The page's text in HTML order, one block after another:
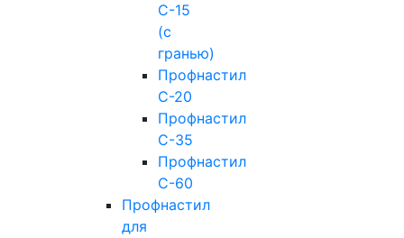
С-15
(с
гранью)
Профнастил
С-20
Профнастил
С-35
Профнастил
С-60
Профнастил
для